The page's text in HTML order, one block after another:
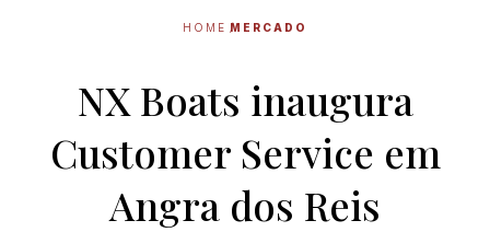
HOME MERCADO
NX Boats inaugura
Customer Service em
Angra dos Reis